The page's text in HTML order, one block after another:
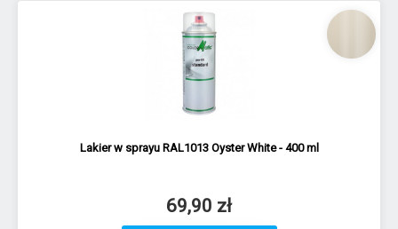
Lakier w sprayu RAL1013 Oyster White - 400 ml
69,90 zł